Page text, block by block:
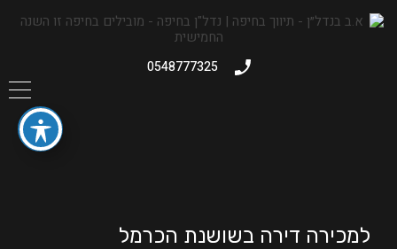
0548777325
למכירה דירה בשושנת הכרמל